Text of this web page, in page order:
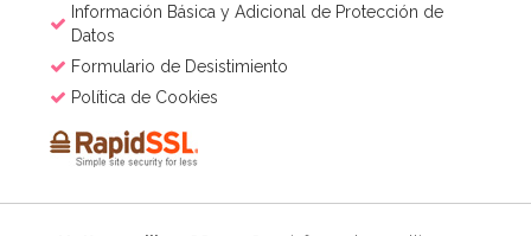
Información Básica y Adicional de Protección de
Datos
Formulario de Desistimiento
Política de Cookies